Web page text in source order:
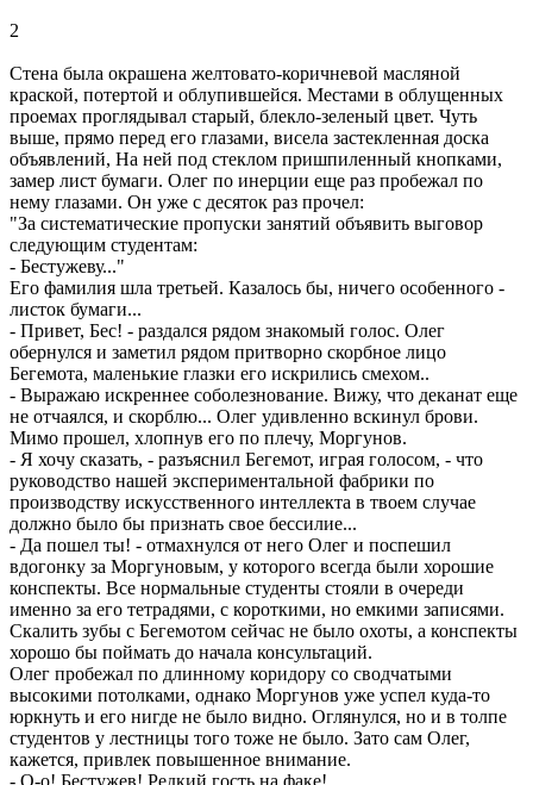
2
Стена была окрашена желтовато-коричневой масляной
краской, потертой и облупившейся. Местами в облущенных
проемах проглядывал старый, блекло-зеленый цвет. Чуть
выше, прямо перед его глазами, висела застекленная доска
объявлений, На ней под стеклом пришпиленный кнопками,
замер лист бумаги. Олег по инерции еще раз пробежал по
нему глазами. Он уже с десяток раз прочел:
"За систематические пропуски занятий объявить выговор
следующим студентам:
- Бестужеву..."
Его фамилия шла третьей. Казалось бы, ничего особенного -
листок бумаги...
- Привет, Бес! - раздался рядом знакомый голос. Олег
обернулся и заметил рядом притворно скорбное лицо
Бегемота, маленькие глазки его искрились смехом..
- Выражаю искреннее соболезнование. Вижу, что деканат еще
не отчаялся, и скорблю... Олег удивленно вскинул брови.
Мимо прошел, хлопнув его по плечу, Моргунов.
- Я хочу сказать, - разъяснил Бегемот, играя голосом, - что
руководство нашей экспериментальной фабрики по
производству искусственного интеллекта в твоем случае
должно было бы признать свое бессилие...
- Да пошел ты! - отмахнулся от него Олег и поспешил
вдогонку за Моргуновым, у которого всегда были хорошие
конспекты. Все нормальные студенты стояли в очереди
именно за его тетрадями, с короткими, но емкими записями.
Скалить зубы с Бегемотом сейчас не было охоты, а конспекты
хорошо бы поймать до начала консультаций.
Олег пробежал по длинному коридору со сводчатыми
высокими потолками, однако Моргунов уже успел куда-то
юркнуть и его нигде не было видно. Оглянулся, но и в толпе
студентов у лестницы того тоже не было. Зато сам Олег,
кажется, привлек повышенное внимание.
- О-о! Бестужев! Редкий гость на факе!